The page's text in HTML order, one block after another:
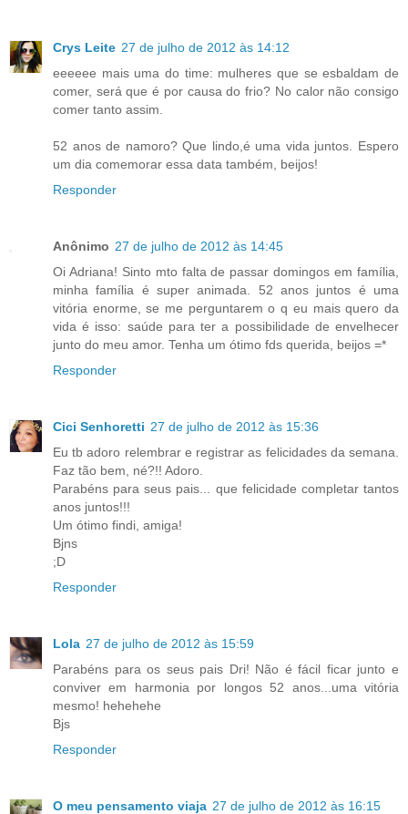
Crys Leite 27 de julho de 2012 às 14:12
eeeeee mais uma do time: mulheres que se esbaldam de
comer, será que é por causa do frio? No calor não consigo
comer tanto assim.
52 anos de namoro? Que lindo,é uma vida juntos. Espero
um dia comemorar essa data também, beijos!
Responder
Anônimo 27 de julho de 2012 às 14:45
Oi Adriana! Sinto mto falta de passar domingos em família,
minha família é super animada. 52 anos juntos é uma
vitória enorme, se me perguntarem o q eu mais quero da
vida é isso: saúde para ter a possibilidade de envelhecer
junto do meu amor. Tenha um ótimo fds querida, beijos =*
Responder
Cici Senhoretti 27 de julho de 2012 às 15:36
Eu tb adoro relembrar e registrar as felicidades da semana.
Faz tão bem, né?!! Adoro.
Parabéns para seus pais... que felicidade completar tantos
anos juntos!!!
Um ótimo findi, amiga!
Bjns
;D
Responder
Lola 27 de julho de 2012 às 15:59
Parabéns para os seus pais Dri! Não é fácil ficar junto e
conviver em harmonia por longos 52 anos...uma vitória
mesmo! hehehehe
Bjs
Responder
O meu pensamento viaja 27 de julho de 2012 às 16:15